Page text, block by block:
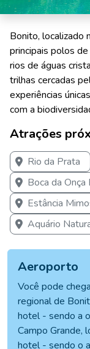
Bonito, localizado
principais polos
rios de águas
trilhas cercadas
experiências
com a
Atrações
Rio da Prata
Boca da Onça
Estância
Aquário
Aeroporto
Você pode
regional de
hotel - sendo a
Campo Grande,
hotel - sendo o